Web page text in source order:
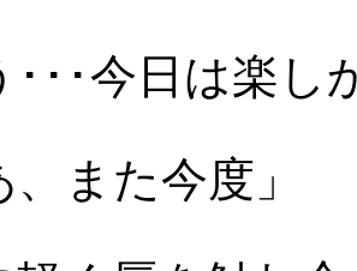
･･今日は楽し
また今度」